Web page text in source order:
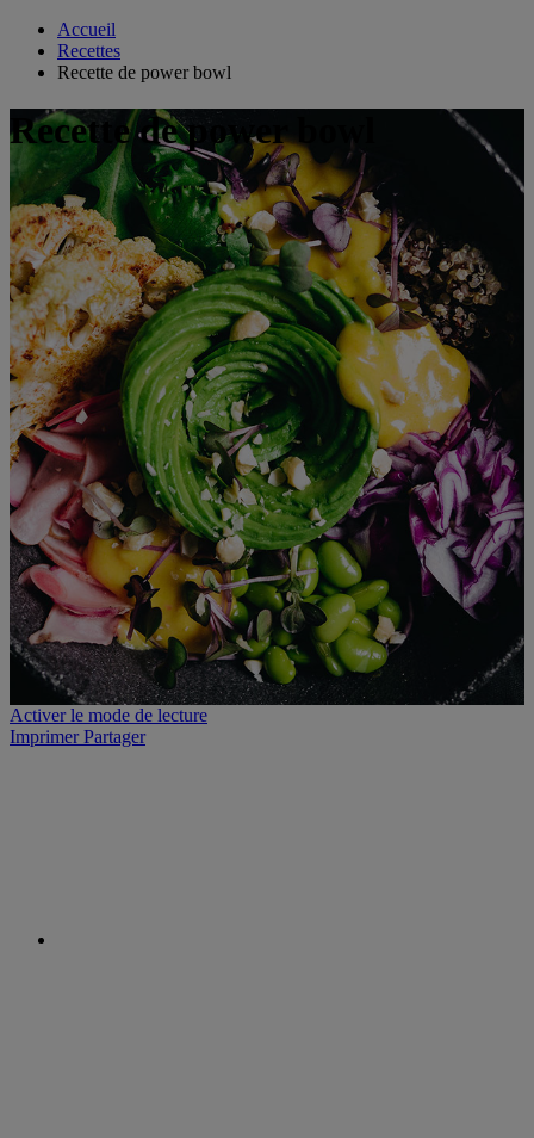
Accueil
Recettes
Recette de power bowl
Recette de power bowl
Activer le mode de lecture
Imprimer Partager